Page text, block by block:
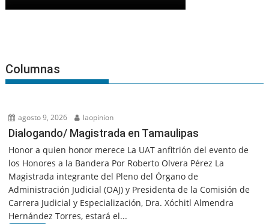
Columnas
agosto 9, 2026 laopinion
Dialogando/ Magistrada en Tamaulipas
Honor a quien honor merece La UAT anfitrión del evento de
los Honores a la Bandera Por Roberto Olvera Pérez La
Magistrada integrante del Pleno del Órgano de
Administración Judicial (OAJ) y Presidenta de la Comisión de
Carrera Judicial y Especialización, Dra. Xóchitl Almendra
Hernández Torres, estará el...